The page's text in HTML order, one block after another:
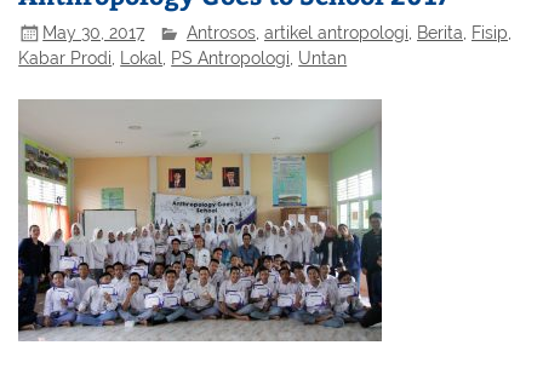
May 30, 2017 Antrosos ,artikel antropologi Berita Fisip
Kabar Prodi
Lokal PS Antropologi Untan